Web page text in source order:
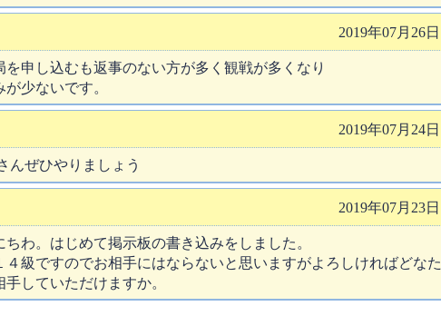
2019年07月26日
申し込むも返事のない方が多く観戦が多くなり
が少ないです。
2019年07月24日
んぜひやりましょう
2019年07月23日
ちわ。はじめて掲示板の書き込みをしました。
４級ですのでお相手にはならないと思いますがよろしければどなた
手していただけますか。